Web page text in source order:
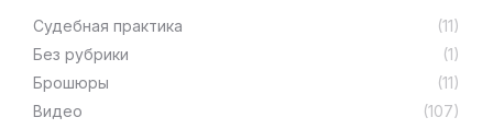
Cудебная практика
(11)
Без рубрики
(1)
Брошюры
(11)
Видео
(107)